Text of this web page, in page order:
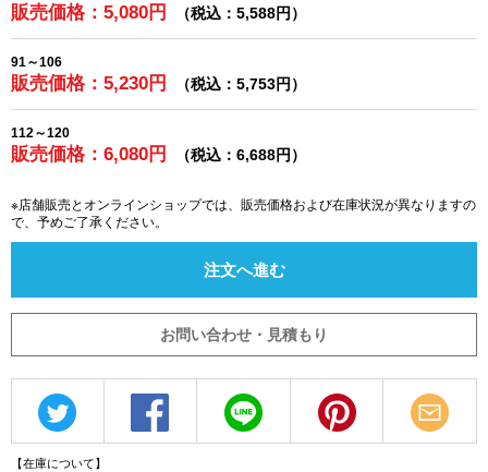
販売価格：5,080円 （税込：5,588円）
91～106
販売価格：5,230円 （税込：5,753円）
112～120
販売価格：6,080円 （税込：6,688円）
※店舗販売とオンラインショップでは、販売価格および在庫状況が異なりますの
で、予めご了承ください。
注文へ進む
お問い合わせ・見積もり
【在庫について】